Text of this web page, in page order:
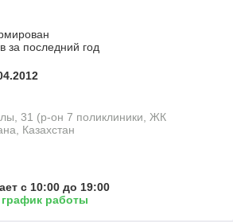
за последний год
31 (р-он 7 поликлиники, ЖК
Казахстан
с 10:00 до 19:00
график работы